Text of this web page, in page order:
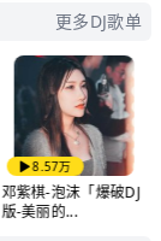
更多DJ歌单
8.57万
邓紫棋-泡沫「爆破DJ
版-美丽的...